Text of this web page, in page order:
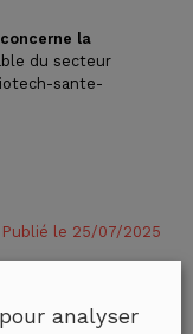
la
du secteur
sante-
Publié le 25/07/2025
analyser